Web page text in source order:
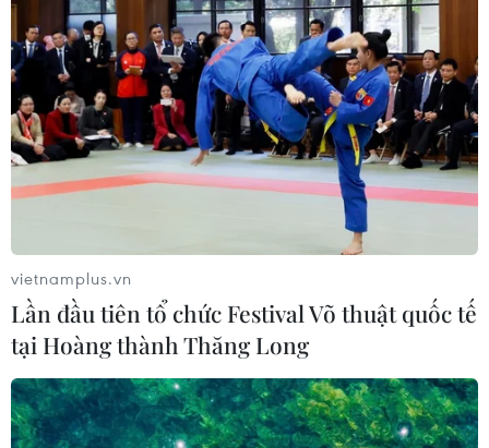
vietnamplus.vn
Lần đầu tiên tổ chức Festival Võ thuật quốc tế
tại Hoàng thành Thăng Long